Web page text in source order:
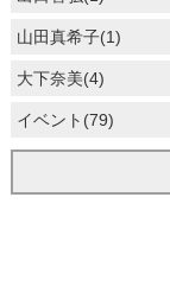
山田真希子(1)
大下奈美(4)
イベント(79)